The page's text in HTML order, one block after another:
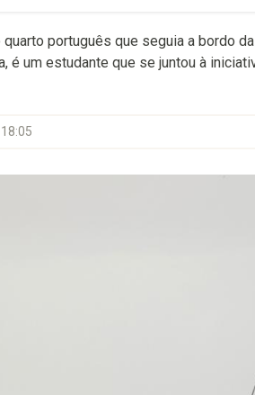
quarto português que seguia a bordo
é um estudante que se juntou à